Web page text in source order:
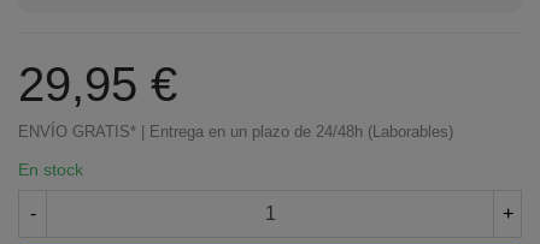
29,95 €
ENVÍO GRATIS* | Entrega en un plazo de 24/48h (Laborables)
En stock
- +